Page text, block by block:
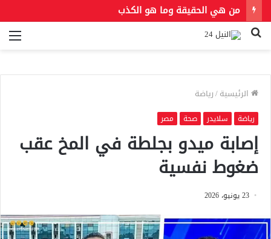
من هي الحقيقة وما هو الكذب
بحث
الرئيسية/رياضة
رياضة سلايدر صحة مصر
إصابة ميدو بجلطة في المخ عقب
ضغوط نفسية
23 يونيو، 2026